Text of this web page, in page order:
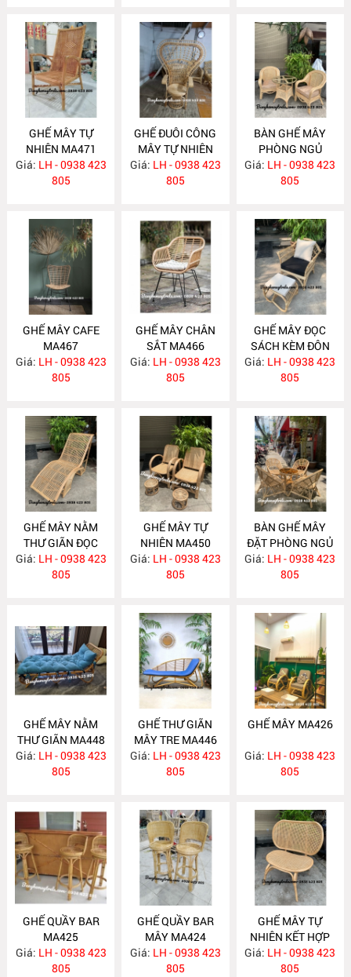
GHẾ MÂY TỰ
NHIÊN MA471
Giá: LH - 0938 423
805
GHẾ ĐUÔI CÔNG
MÂY TỰ NHIÊN
MA470
Giá: LH - 0938 423
805
BÀN GHẾ MÂY
PHÒNG NGỦ
MA469
Giá: LH - 0938 423
805
GHẾ MÂY CAFE
MA467
Giá: LH - 0938 423
805
GHẾ MÂY CHÂN
SẮT MA466
Giá: LH - 0938 423
805
GHẾ MÂY ĐỌC
SÁCH KÈM ĐÔN
GÁC CHÂN MA461
Giá: LH - 0938 423
805
GHẾ MÂY NẰM
THƯ GIÃN ĐỌC
SÁCH MA456
Giá: LH - 0938 423
805
GHẾ MÂY TỰ
NHIÊN MA450
Giá: LH - 0938 423
805
BÀN GHẾ MÂY
ĐẶT PHÒNG NGỦ
MA449
Giá: LH - 0938 423
805
GHẾ MÂY NẰM
THƯ GIÃN MA448
Giá: LH - 0938 423
805
GHẾ THƯ GIÃN
MÂY TRE MA446
Giá: LH - 0938 423
805
GHẾ MÂY MA426
Giá: LH - 0938 423
805
GHẾ QUẦY BAR
MA425
Giá: LH - 0938 423
805
GHẾ QUẦY BAR
MÂY MA424
Giá: LH - 0938 423
805
GHẾ MÂY TỰ
NHIÊN KẾT HỢP
LƯỚI MẮT CÁO
MA418
Giá: LH - 0938 423
805